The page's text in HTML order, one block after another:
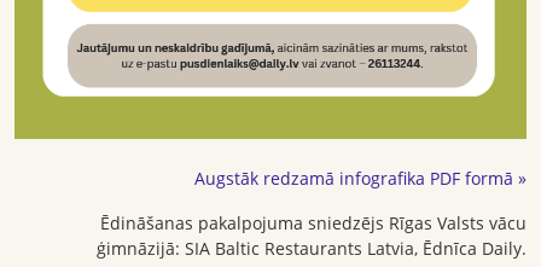
Augstāk redzamā infografika PDF formā »
Ēdināšanas pakalpojuma sniedzējs Rīgas Valsts vācu
ģimnāzijā: SIA Baltic Restaurants Latvia, Ēdnīca Daily.